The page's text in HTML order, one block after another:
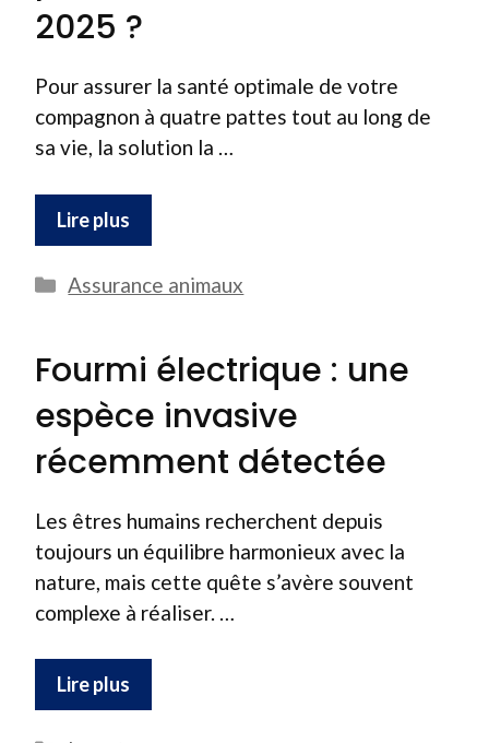
2025 ?
Pour assurer la santé optimale de votre
compagnon à quatre pattes tout au long de
sa vie, la solution la …
Lire plus
Catégories
Assurance animaux
Fourmi électrique : une
espèce invasive
récemment détectée
Les êtres humains recherchent depuis
toujours un équilibre harmonieux avec la
nature, mais cette quête s’avère souvent
complexe à réaliser. …
Lire plus